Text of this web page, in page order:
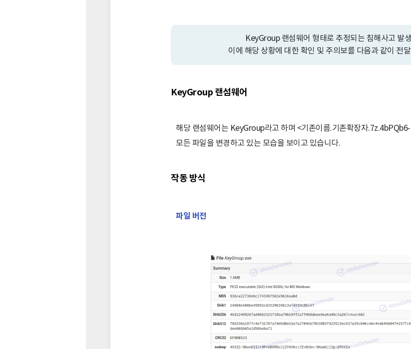
KeyGroup 랜섬웨어 형태로 추정되는 침해사고 발
이에 해당 상황에 대한 확인 및 주의보를 다음과 같이 전
KeyGroup 랜섬웨어
해당 랜섬웨어는 KeyGroup라고 하며 <기존이름.기존확장자
모든 파일을 변경하고 있는 모습을 보이고 있습니다.
작동 방식
파일 버전